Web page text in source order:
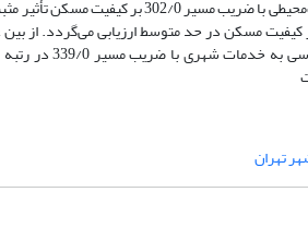
مسیر 339/0، متغیر شرایط اجتماعی مسکن با ضریب مسیر 169/0 و کیفیت
مسکن در حد متوسط ارزیابی می‌گردد. از
عامل کیفیت کالبدی با ضریب مسیر
تهران